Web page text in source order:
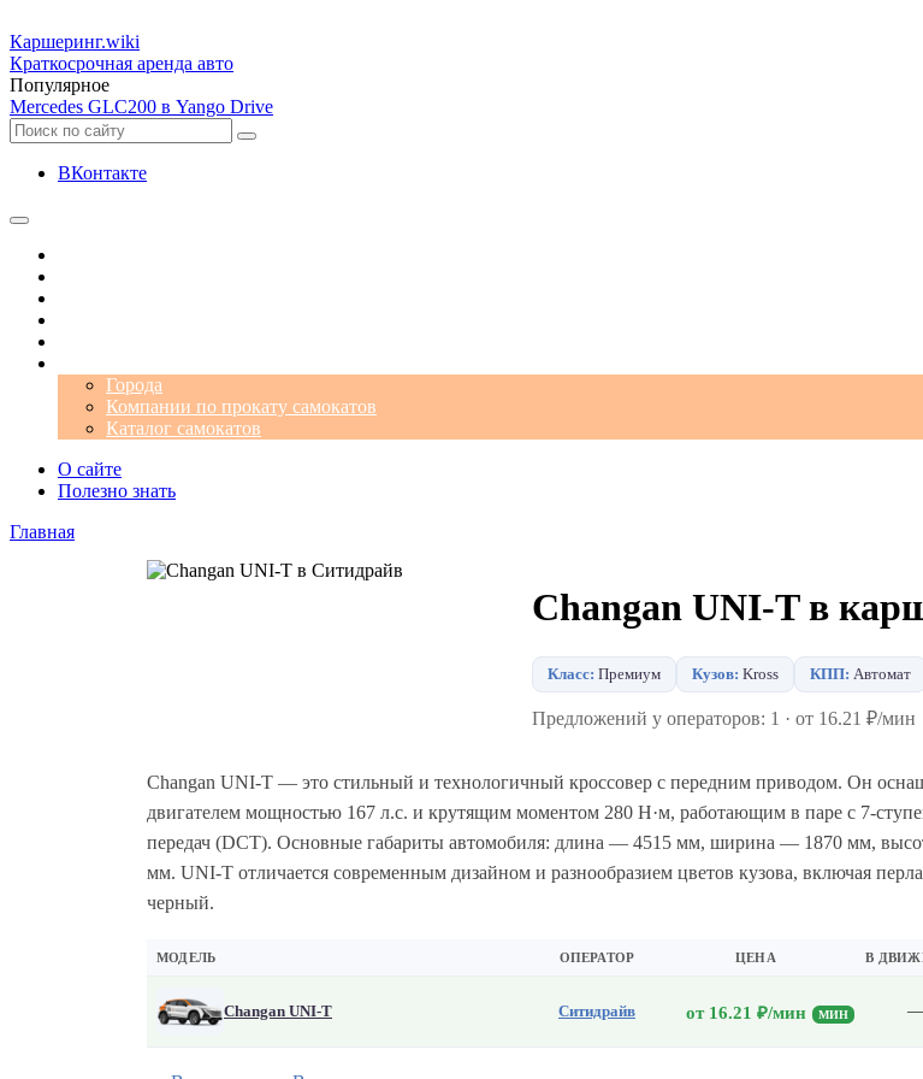
Каршеринг.wiki
Краткосрочная аренда авто
Популярное
Mercedes GLC200 в Yango Drive
ВКонтакте
Города
Компании по прокату самокатов
Каталог самокатов
О сайте
Полезно знать
Главная
Changan UNI-T в
Класс: Премиум Кузов: Kross КПП: Автомат
Предложений у операторов: 1 · от 16.21 ₽/мин
Changan UNI-T — это стильный и технологичный кроссовер с передним приводом. Он
двигателем мощностью 167 л.с. и крутящим моментом 280 Н·м, работающим в паре с 7-
передач (DCT). Основные габариты автомобиля: длина — 4515 мм, ширина — 1870 мм,
мм. UNI-T отличается современным дизайном и разнообразием цветов кузова, включая
черный.
МОДЕЛЬ ОПЕРАТОР ЦЕНА В
Changan UNI-T Ситидрайв от 16.21 ₽/мин МИН —